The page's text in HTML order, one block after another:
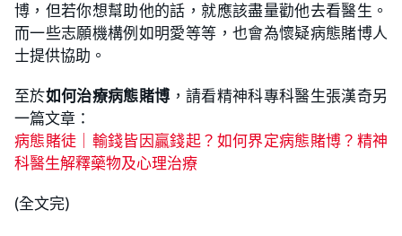
博，但若你想幫助他的話，就應該盡量勸他去看醫生。
而一些志願機構例如明愛等等，也會為懷疑病態賭博人
士提供協助。
至於如何治療病態賭博 ，請看精神科專科醫生張漢奇另
一篇文章：
病態賭徒｜輸錢皆因贏錢起？如何界定病態賭博？精神
科醫生解釋藥物及心理治療
(全文完)